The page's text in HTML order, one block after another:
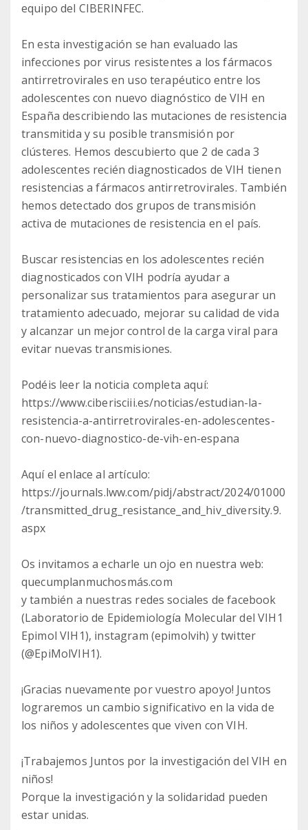
equipo del CIBERINFEC.
En esta investigación se han evaluado las
infecciones por virus resistentes a los fármacos
antirretrovirales en uso terapéutico entre los
adolescentes con nuevo diagnóstico de VIH en
España describiendo las mutaciones de resistencia
transmitida y su posible transmisión por
clústeres. Hemos descubierto que 2 de cada 3
adolescentes recién diagnosticados de VIH tienen
resistencias a fármacos antirretrovirales. También
hemos detectado dos grupos de transmisión
activa de mutaciones de resistencia en el país.
Buscar resistencias en los adolescentes recién
diagnosticados con VIH podría ayudar a
personalizar sus tratamientos para asegurar un
tratamiento adecuado, mejorar su calidad de vida
y alcanzar un mejor control de la carga viral para
evitar nuevas transmisiones.
Podéis leer la noticia completa aquí:
https://www.ciberisciii.es/noticias/estudian-la-
resistencia-a-antirretrovirales-en-adolescentes-
con-nuevo-diagnostico-de-vih-en-espana
Aquí el enlace al artículo:
https://journals.lww.com/pidj/abstract/2024/01000
/transmitted_drug_resistance_and_hiv_diversity.9.
aspx
Os invitamos a echarle un ojo en nuestra web:
quecumplanmuchosmás.com
y también a nuestras redes sociales de facebook
(Laboratorio de Epidemiología Molecular del VIH1
Epimol VIH1), instagram (epimolvih) y twitter
(@EpiMolVIH1).
¡Gracias nuevamente por vuestro apoyo! Juntos
lograremos un cambio significativo en la vida de
los niños y adolescentes que viven con VIH.
¡Trabajemos Juntos por la investigación del VIH en
niños!
Porque la investigación y la solidaridad pueden
estar unidas.